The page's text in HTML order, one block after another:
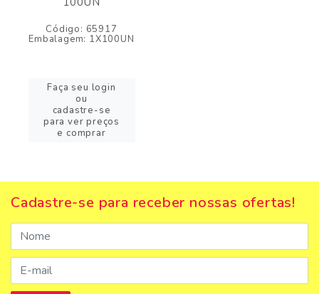
Código: 65917
Embalagem: 1X100UN
Faça seu login
ou
cadastre-se
para ver preços
e comprar
Cadastre-se para receber nossas ofertas!